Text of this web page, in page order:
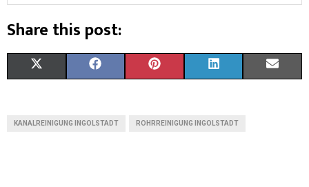
Share this post:
KANALREINIGUNG INGOLSTADT ROHRREINIGUNG INGOLSTADT